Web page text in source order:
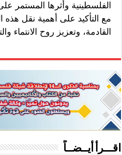
الفلسطينية وأثرها المستمر
مع التأكيد على أهمية نقل هذه
القادمة، وتعزيز روح الانتماء
اقـــرأ أيــضــاً